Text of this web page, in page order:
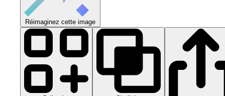
Réimaginez cette image